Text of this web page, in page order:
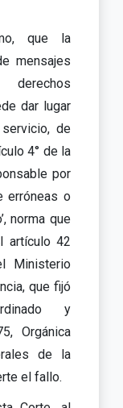
que la
mensajes
dar lugar
de
4° de la
por
erróneas o
norma que
artículo 42
Ministerio
que fijó
y
Orgánica
de la
el fallo.